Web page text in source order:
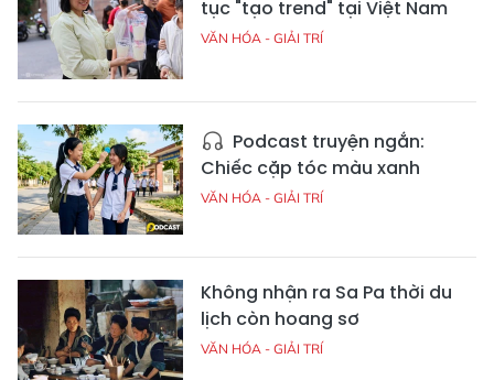
tục "tạo trend" tại Việt Nam
VĂN HÓA - GIẢI TRÍ
Podcast truyện ngắn:
Chiếc cặp tóc màu xanh
VĂN HÓA - GIẢI TRÍ
Không nhận ra Sa Pa thời du
lịch còn hoang sơ
VĂN HÓA - GIẢI TRÍ